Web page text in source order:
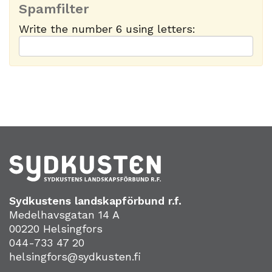
Spamfilter
Write the number 6 using letters:
Sydkustens landskapförbund r.f.
Medelhavsgatan 14 A
00220 Helsingfors
044-733 47 20
helsingfors@sydkusten.fi